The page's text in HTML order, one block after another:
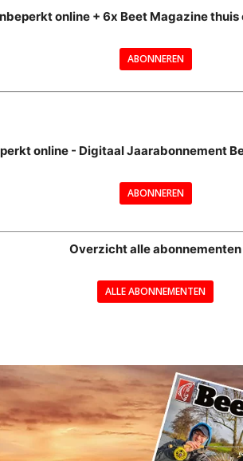
online + 6x Beet Magazine
ABONNEREN
online - Digitaal Jaarabonnement
ABONNEREN
Overzicht alle abonnementen
ALLE ABONNEMENTEN